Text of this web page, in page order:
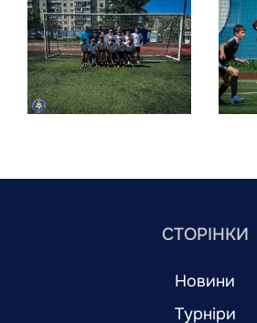
СТОРІНКИ
Новини
Турніри